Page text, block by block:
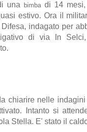
una
bimba di 14
estivo. Ora il
indagato per
di via In
chiarire nelle
Intanto si
Stella. E' stato il